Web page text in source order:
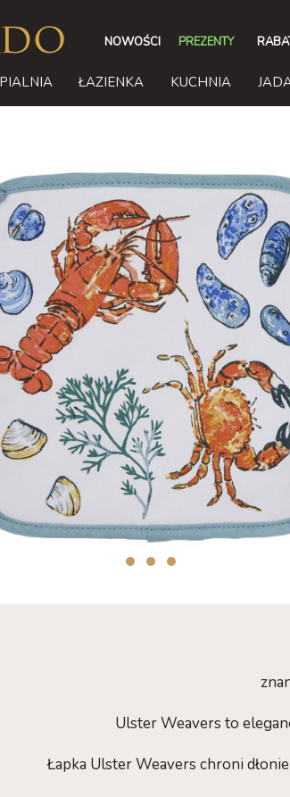
NOWOŚCI PREZENTY
ŁAZIENKA KUCHNIA
Ulster Weavers to
Łapka Ulster Weavers chroni